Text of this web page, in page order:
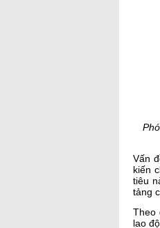
Vấn
kiến
tiêu
tảng
Theo
lao